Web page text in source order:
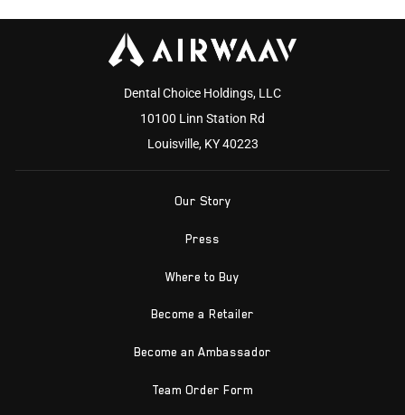
Dental Choice Holdings, LLC
10100 Linn Station Rd
Louisville, KY 40223
Our Story
Press
Where to Buy
Become a Retailer
Become an Ambassador
Team Order Form